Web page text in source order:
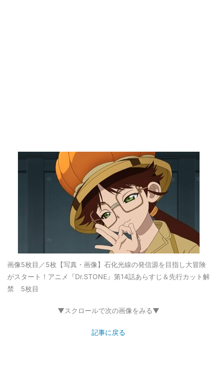
画像5枚目／5枚 【写真・画像】石化光線の発信源を目指し大冒険
がスタート！アニメ『Dr.STONE』第14話あらすじ＆先行カット解
禁 5枚目
▼スクロールで次の画像をみる▼
記事に戻る